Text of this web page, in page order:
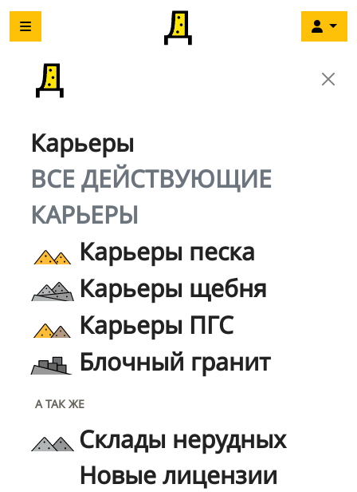
Карьеры
ВСЕ ДЕЙСТВУЮЩИЕ
КАРЬЕРЫ
Карьеры песка
Карьеры щебня
Карьеры ПГС
Блочный гранит
А ТАК ЖЕ
Склады нерудных
Новые лицензии